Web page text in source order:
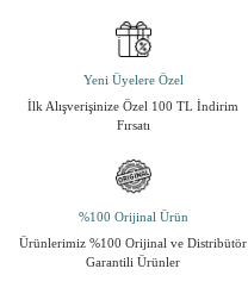
Yeni Üyelere Özel
İlk Alışverişinize Özel 100 TL İndirim
Fırsatı
%100 Orijinal Ürün
Ürünlerimiz %100 Orijinal ve Distribütör
Garantili Ürünler